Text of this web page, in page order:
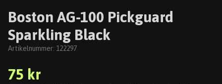
Boston AG-100 Pickguard
Sparkling Black
Artikelnummer: 122297
75 kr